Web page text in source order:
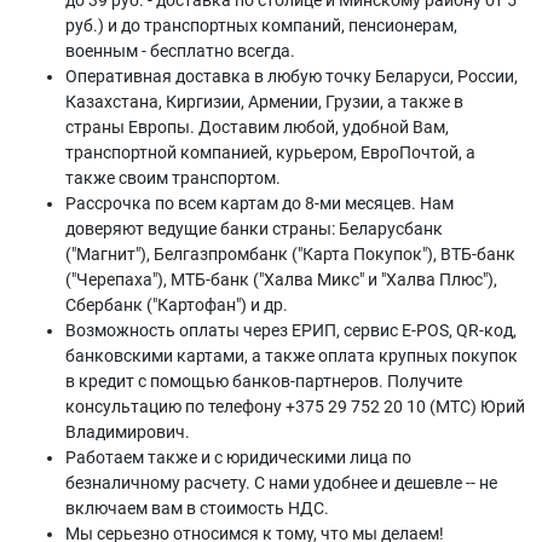
руб.) и до транспортных компаний, пенсионерам,
военным - бесплатно всегда.
Оперативная доставка в любую точку Беларуси, России,
Казахстана, Киргизии, Армении, Грузии, а также в
страны Европы. Доставим любой, удобной Вам,
транспортной компанией, курьером, ЕвроПочтой, а
также своим транспортом.
Рассрочка по всем картам до 8-ми месяцев. Нам
доверяют ведущие банки страны: Беларусбанк
("Магнит"), Белгазпромбанк ("Карта Покупок"), ВТБ-банк
("Черепаха"), МТБ-банк ("Халва Микс" и "Халва Плюс"),
Сбербанк ("Картофан") и др.
Возможность оплаты через ЕРИП, сервис E-POS, QR-код,
банковскими картами, а также оплата крупных покупок
в кредит с помощью банков-партнеров. Получите
консультацию по телефону +375 29 752 20 10 (МТС) Юрий
Владимирович.
Работаем также и с юридическими лица по
безналичному расчету. С нами удобнее и дешевле -- не
включаем вам в стоимость НДС.
Мы серьезно относимся к тому, что мы делаем!